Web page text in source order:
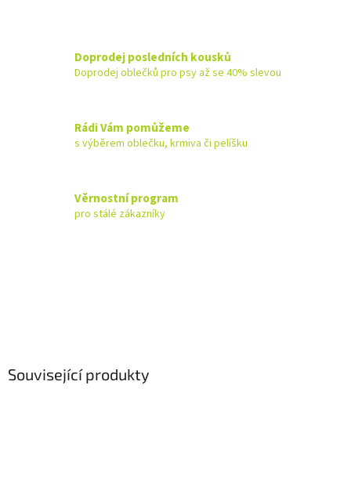
Doprodej posledních kousků
Doprodej oblečků pro psy až se 40% slevou
Rádi Vám pomůžeme
s výběrem oblečku, krmiva či pelíšku
Věrnostní program
pro stálé zákazníky
Související produkty